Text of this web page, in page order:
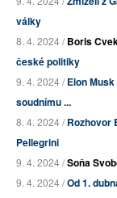
války
8. 4. 2024 /Boris
české politiky
9. 4. 2024 /Elon
soudnímu ...
8. 4. 2024 /Rozhovor
Pellegrini
9. 4. 2024 /Soňa
9. 4. 2024 /Od 1.